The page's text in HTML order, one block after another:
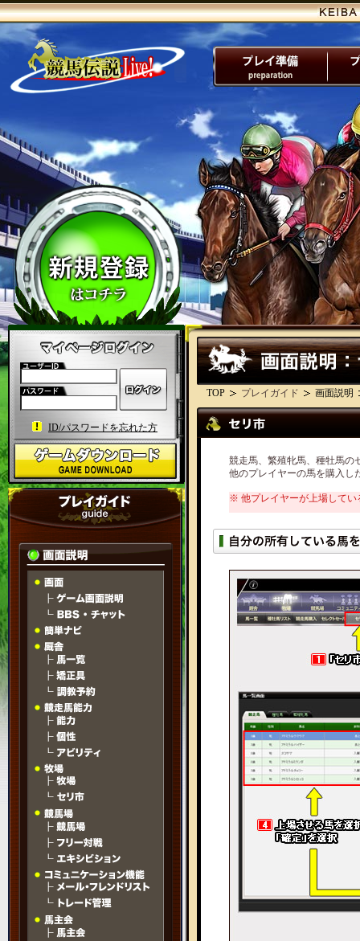
TOP プレイガイド 画面説明
競走馬、繁殖牝馬、種牡馬の
他のプレイヤーの馬を購入し
※ 他プレイヤーが上場してい
ID/パスワードを忘れた方